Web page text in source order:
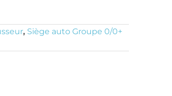
, Siège auto Groupe 0/0+